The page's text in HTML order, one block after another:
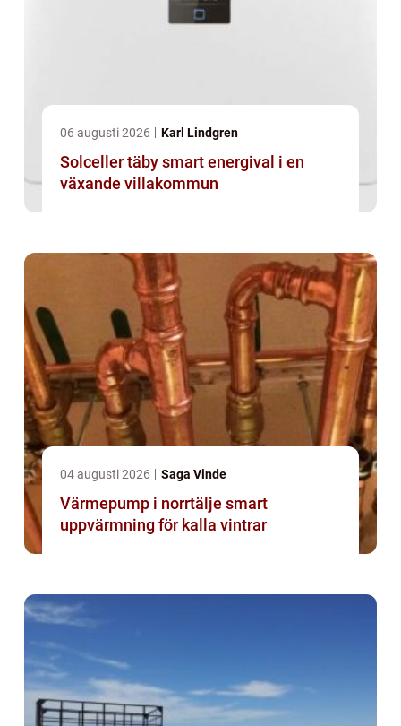
06 augusti 2026 Karl Lindgren
Solceller täby smart energival i en
växande villakommun
04 augusti 2026 Saga Vinde
Värmepump i norrtälje smart
uppvärmning för kalla vintrar